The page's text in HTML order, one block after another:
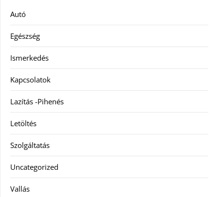
Autó
Egészség
Ismerkedés
Kapcsolatok
Lazítás -Pihenés
Letöltés
Szolgáltatás
Uncategorized
Vallás